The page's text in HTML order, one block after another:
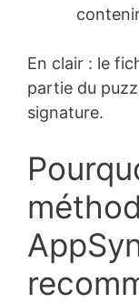
En clair : le
partie du
signature.